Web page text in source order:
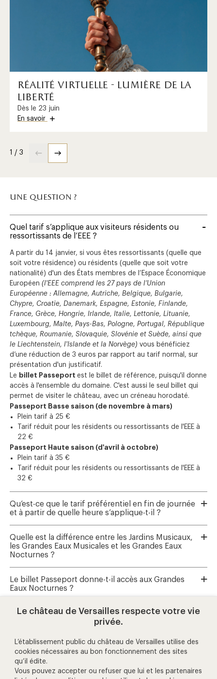
réalité virtuelle - lumière de la
liberté
Dès le 23 juin
En savoir
1 / 3
une question ?
Quel tarif s’applique aux visiteurs résidents ou
ressortissants de l’EEE ?
A partir du 14 janvier, si vous êtes ressortissants (quelle que
soit votre résidence) ou résidents (quelle que soit votre
nationalité) d'un des États membres de l’Espace Économique
Européen (l'EEE comprend les 27 pays de l’Union
Européenne : Allemagne, Autriche, Belgique, Bulgarie,
Chypre, Croatie, Danemark, Espagne, Estonie, Finlande,
France, Grèce, Hongrie, Irlande, Italie, Lettonie, Lituanie,
Luxembourg, Malte, Pays-Bas, Pologne, Portugal, République
tchèque, Roumanie, Slovaquie, Slovénie et Suède, ainsi que
le Liechtenstein, l'Islande et la Norvège) vous bénéficiez
d’une réduction de 3 euros par rapport au tarif normal, sur
présentation d'un justificatif.
Le billet Passeport est le billet de référence, puisqu'il donne
accès à l'ensemble du domaine. C'est aussi le seul billet qui
permet de visiter le château, avec un créneau horodaté.
Passeport Basse saison (de novembre à mars)
Plein tarif à 25 €
Tarif réduit pour les résidents ou ressortissants de l'EEE à
22 €
Passeport Haute saison (d'avril à octobre)
Plein tarif à 35 €
Tarif réduit pour les résidents ou ressortissants de l'EEE à
32 €
Qu’est-ce que le tarif préférentiel en fin de journée
et à partir de quelle heure s’applique-t-il ?
Quelle est la différence entre les Jardins Musicaux,
les Grandes Eaux Musicales et les Grandes Eaux
Nocturnes ?
Le billet Passeport donne-t-il accès aux Grandes
Eaux Nocturnes ?
Où réserver les Grandes Eaux Musicales et les
aide et contact
Le château de Versailles respecte votre vie
privée.
L’établissement public du château de Versailles utilise des
cookies nécessaires au bon fonctionnement des sites
qu’il édite.
Vous pouvez accepter ou refuser que lui et les partenaires